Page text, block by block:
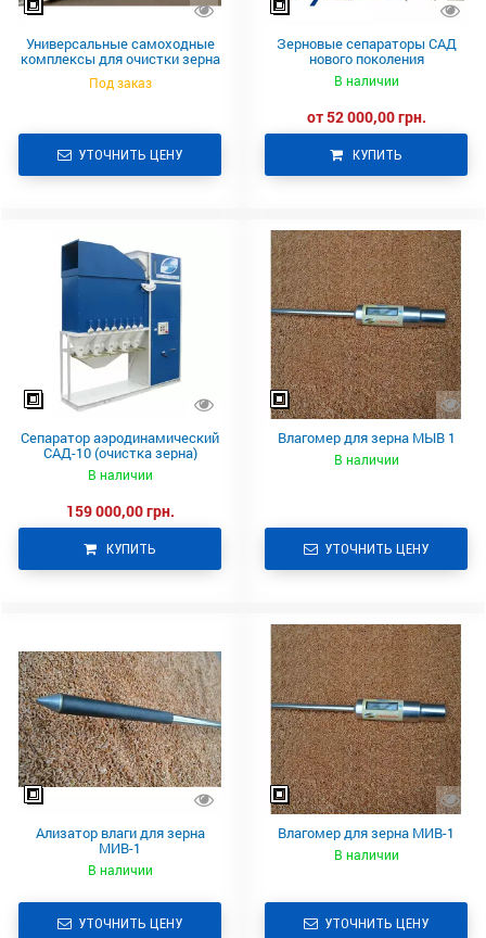
Универсальные самоходные
комплексы для очистки зерна
СЗК САД
Под заказ
УТОЧНИТЬ ЦЕНУ
Зерновые сепараторы САД
нового поколения
В наличии
от 52 000,00 грн.
КУПИТЬ
Сепаратор аэродинамический
САД-10 (очистка зерна)
В наличии
159 000,00 грн.
КУПИТЬ
Влагомер для зерна МЫВ 1
В наличии
УТОЧНИТЬ ЦЕНУ
Ализатор влаги для зерна
МИВ-1
В наличии
УТОЧНИТЬ ЦЕНУ
Влагомер для зерна МИВ-1
В наличии
УТОЧНИТЬ ЦЕНУ